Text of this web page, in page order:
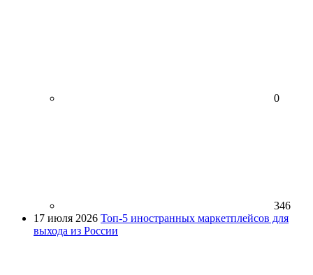
0
346
17 июля 2026 Топ-5 иностранных маркетплейсов для
выхода из России